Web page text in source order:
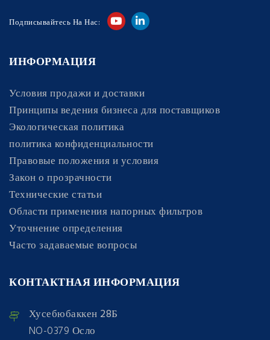
Подписывайтесь На Нас:
ИНФОРМАЦИЯ
Условия продажи и доставки
Принципы ведения бизнеса для поставщиков
Экологическая политика
политика конфиденциальности
Правовые положения и условия
Закон о прозрачности
Технические статьи
Области применения напорных фильтров
Уточнение определения
Часто задаваемые вопросы
КОНТАКТНАЯ ИНФОРМАЦИЯ
Хусебюбаккен 28Б
NO-0379 Осло